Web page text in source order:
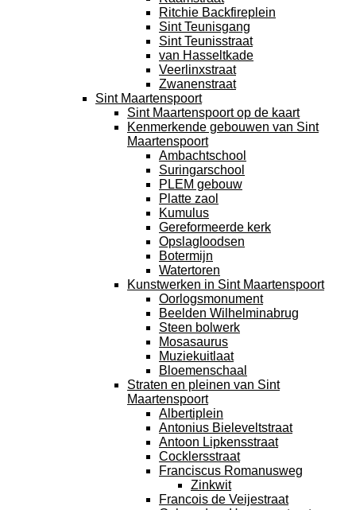
Ritchie Backfireplein
Sint Teunisgang
Sint Teunisstraat
van Hasseltkade
Veerlinxstraat
Zwanenstraat
Sint Maartenspoort
Sint Maartenspoort op de kaart
Kenmerkende gebouwen van Sint
Maartenspoort
Ambachtschool
Suringarschool
PLEM gebouw
Platte zaol
Kumulus
Gereformeerde kerk
Opslagloodsen
Botermijn
Watertoren
Kunstwerken in Sint Maartenspoort
Oorlogsmonument
Beelden Wilhelminabrug
Steen bolwerk
Mosasaurus
Muziekuitlaat
Bloemenschaal
Straten en pleinen van Sint
Maartenspoort
Albertiplein
Antonius Bieleveltstraat
Antoon Lipkensstraat
Cocklersstraat
Franciscus Romanusweg
Zinkwit
Francois de Veijestraat